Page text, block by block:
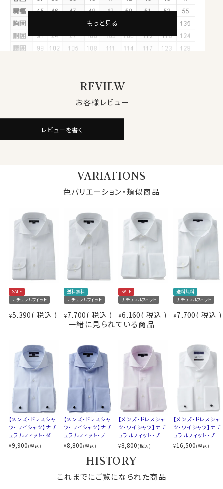
維持しています。
天然の油脂分を豊富に含むため、格別な柔らかさとしな
やかな風合いを実現します。
上質で細かな糸が作れるため、高級感あふれる衣料に最
伝統と技術が織りなす贅沢な質感がペルヴィアンピマの
●形態安定加工
素材感・風合い・見栄えの良いことが特徴である綿
プレミアムコットン使用の綿100％に特殊な形態
安定加工を施すことにより、ポリエステル混の形態安定シ
ャツに近い防しわ性を実現しました
●ホリゾンタルカラー+ダブルカフス！
衿の開き角度が大きい、通常のワイドカラーとは一線を
画した衿型＝それがホリゾンタルカラーシャツ。
アンタイド（ノーネクタイ）で着用するとややオープンカラ
ー気味に開く絶妙なラインがとても小粋！
タイドアップはもちろんですが、ビジネスシーンをアンタイ
着用するのに非常におすすめの衿型です。
す。
そこで ozieではネクタイとの相性がいいホリゾンタルカ
ラーをダブルカフス仕様にして生産。
ネクタイをしてもよし、ノーネクタイでもよしの市場に皆
無の珍しいダブルカフスシャツを作りました。
●ダブルカフスシャツ
袖口を折り返してカフリンクス（カフスボタン）で留める
カフス型＝ダブルカフス。
ジャケットの袖口から覗く立体感のあるカフスとカフリン
クスが魅せる、こだわりディティールです。
ワンランクアップのドレスシャツスタイルに！
仕様表
素材
綿100％（80番手双糸）
プレミアムコットン＝ペルヴィアンピマ
形態安定
ツイル（チェッカーフラッグパターン）
キーパー
取り外し式
前立て
裏前立て
後身頃
バックダーツ入り
ポケット
ポケットなし
柄
織柄無地
カフス
ダブルカフス
衿高
前3.0cm 後4.3cm
サイズC
S-37～LL-43・3L-45･4L-47cm
トールM-88・L-90・LL-90cm
全１２サイズ
ナチュラルフィット
もっと見る
REVIEW
お客様レビュー
レビューを書く
VARIATIONS
色バリエーション・類似商品
SALE
ナチュラルフィット
¥5,390 税込
送料無料
ナチュラルフィット
¥7,700 税込
SALE
ナチュラルフィット
¥6,160 税込
送料無料
ナチュラルフィット
¥7,700 税込
一緒に見られている商品
【メンズ・ドレスシャ
ツ・ワイシャツ】ナチ
ュラルフィット・ダブ
ルカフス・プレミアム
コットン・120番手
¥9,900(税込)
【メンズ・ドレスシャ
ツ・ワイシャツ】ナチ
ュラルフィット・プレ
ミアムコットン・ダブ
ルカフス・形態安定・
ホリゾンタルカラ
ー・カッタウェイ
¥8,800(税込)
【メンズ・ドレスシャ
ツ・ワイシャツ】ナチ
ュラルフィット・プレ
ミアムコットン・ダブ
ルカフス・形態安定・
ホリゾンタルカラ
ー・カッタウェイ
¥8,800(税込)
【メンズ・ドレスシャ
ツ・ワイシャツ】ナチ
ュラルフィット・プレ
ミアムコットン・120
番手双糸・イタリア
¥16,500(税込)
HISTORY
これまでにご覧になられた商品